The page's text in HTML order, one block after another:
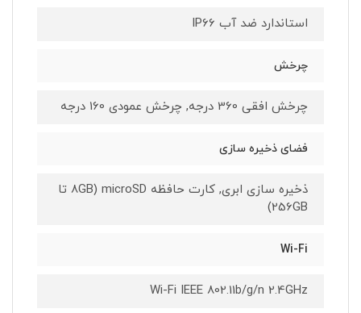
استاندارد ضد آب IP66
چرخش
چرخش افقی 360 درجه, چرخش عمودی 160 درجه
فضای ذخیره سازی
ذخیره ‌سازی ابری, کارت حافظه microSD (8GB تا
256GB)
Wi-Fi
Wi-Fi IEEE 802.11b/g/n 2.4GHz